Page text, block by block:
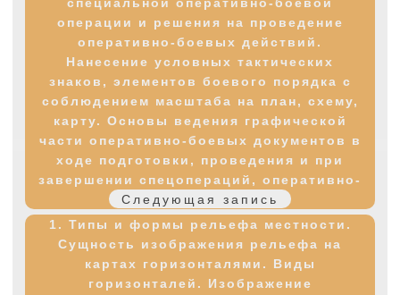
специальной оперативно-боевой
операции и решения на проведение
оперативно-боевых действий.
Нанесение условных тактических
знаков, элементов боевого порядка с
соблюдением масштаба на план, схему,
карту. Основы ведения графической
части оперативно-боевых документов в
ходе подготовки, проведения и при
завершении спецопераций, оперативно-
боевых документов
Следующая запись
Следующая
запись:
1. Типы и формы рельефа местности.
Сущность изображения рельефа на
картах горизонталями. Виды
горизонталей. Изображение